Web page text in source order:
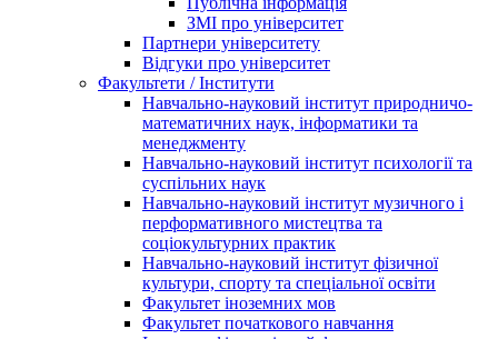
ЗМІ про університет
Партнери університету
Відгуки про університет
Факультети / Інститути
Навчально-науковий інститут природничо-
математичних наук, інформатики та
менеджменту
Навчально-науковий інститут психології та
суспільних наук
Навчально-науковий інститут музичного і
перформативного мистецтва та
соціокультурних практик
Навчально-науковий інститут фізичної
культури, спорту та спеціальної освіти
Факультет іноземних мов
Факультет початкового навчання